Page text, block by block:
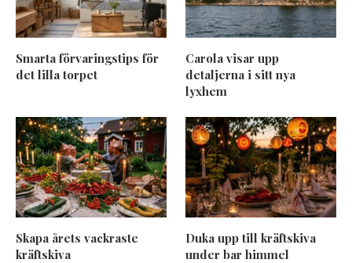
Smarta förvaringstips för
det lilla torpet
Carola visar upp
detaljerna i sitt nya
lyxhem
Skapa årets vackraste
kräftskiva
Duka upp till kräftskiva
under bar himmel